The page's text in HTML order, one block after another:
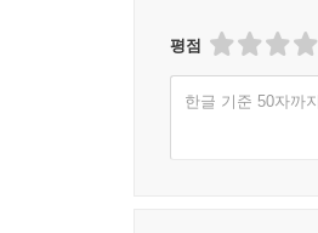
평점
한글 기준 50자까